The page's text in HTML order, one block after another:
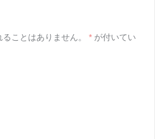
ことはありません。 * が付いてい